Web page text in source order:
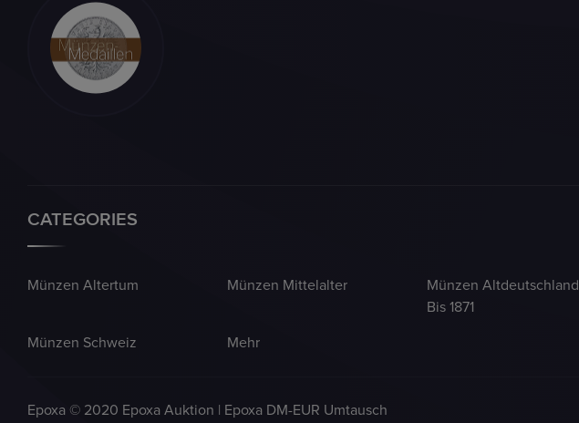
CATEGORIES
Münzen Altertum Münzen Mittelalter
Münzen Altdeutschland
Bis 1871
Münzen Schweiz Mehr
Epoxa © 2020 Epoxa Auktion | Epoxa DM-EUR Umtausch